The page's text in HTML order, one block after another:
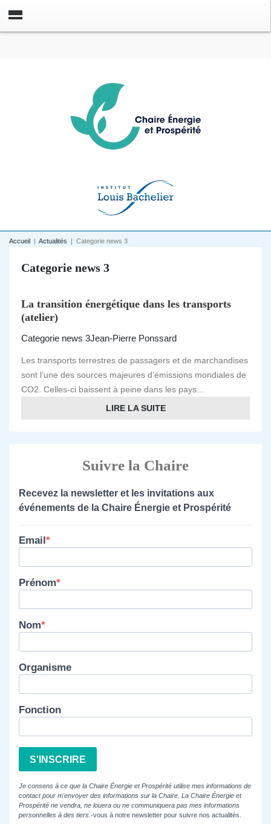
Accueil | Actualités | Categorie news 3
Categorie news 3
La transition énergétique dans les transports
(atelier)
Categorie news 3Jean-Pierre Ponssard
Les transports terrestres de passagers et de marchandises
sont l’une des sources majeures d’émissions mondiales de
CO2. Celles-ci baissent à peine dans les pays...
LIRE LA SUITE
Suivre la Chaire
Recevez la newsletter et les invitations aux
événements de la Chaire Énergie et Prospérité
Email
Prénom
Nom
Organisme
Fonction
S'INSCRIRE
Je consens à ce que la Chaire Énergie et Prospérité utilise mes informations de
contact pour m'envoyer des informations sur la Chaire. La Chaire Énergie et
Prospérité ne vendra, ne louera ou ne communiquera pas mes informations
personnelles à des tiers. -vous à notre newsletter pour suivre nos actualités.